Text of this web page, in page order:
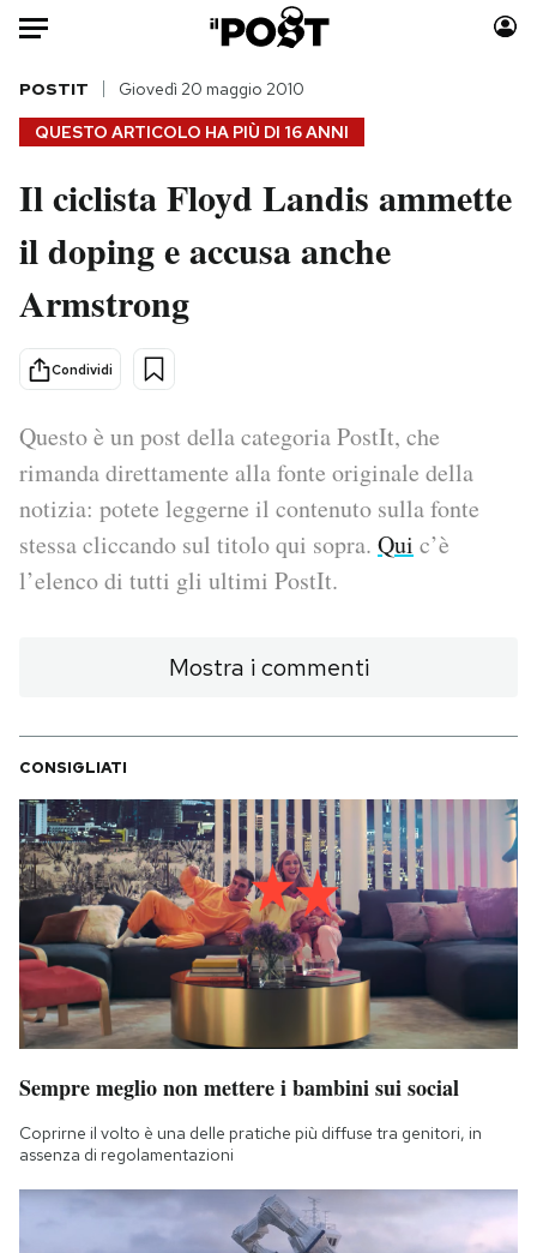
Auto
HOME
Italia
Politica
Tecnologia
Scienza
Economia
Sport
Moda
Consumismi
Altrecose
Mondiali calcio 2026
PODCAST
NEWSLETTER
I MIEI PREFERITI
SHOP
CALENDARIO
AREA PERSONALE
Area Personale
Notifiche mobile
Regala il Post
Hai bisogno di aiuto?
Esci
QUESTO ARTICOLO HA PIÙ DI 16 ANNI
POSTIT Giovedì 20 maggio 2010
Il ciclista Floyd Landis ammette
il doping e accusa anche
Armstrong
Condividi
Questo è un post della categoria PostIt, che
rimanda direttamente alla fonte originale della
notizia: potete leggerne il contenuto sulla fonte
stessa cliccando sul titolo qui sopra. Qui c’è
l’elenco di tutti gli ultimi PostIt.
Mostra i commenti
CONSIGLIATI
Sempre meglio non mettere i bambini sui social
Coprirne il volto è una delle pratiche più diffuse tra genitori, in
assenza di regolamentazioni